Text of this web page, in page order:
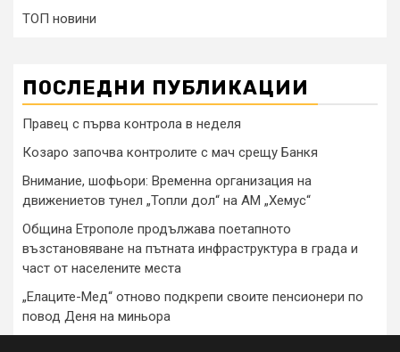
ТОП новини
ПОСЛЕДНИ ПУБЛИКАЦИИ
Правец с първа контрола в неделя
Козаро започва контролите с мач срещу Банкя
Внимание, шофьори: Временна организация на
движениетов тунел „Топли дол“ на АМ „Хемус“
Община Етрополе продължава поетапното
възстановяване на пътната инфраструктура в града и
част от населените места
„Елаците-Мед“ отново подкрепи своите пенсионери по
повод Деня на миньора